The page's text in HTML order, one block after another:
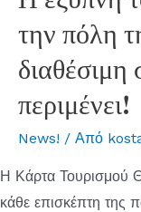
την πόλη
περιμένει!
News! / Από
Η Κάρτα Τουρισμού
κάθε επισκέπτη της